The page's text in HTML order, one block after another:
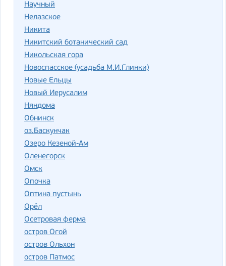
Научный
Нелазское
Никита
Никитский ботанический сад
Никольская гора
Новоспасское (усадьба М.И.Глинки)
Новые Ельцы
Новый Иерусалим
Няндома
Обнинск
оз.Баскунчак
Озеро Кезеной-Ам
Оленегорск
Омск
Опочка
Оптина пустынь
Орёл
Осетровая ферма
остров Огой
остров Ольхон
остров Патмос